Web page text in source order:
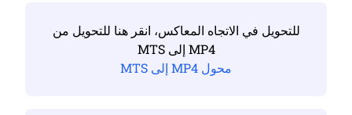
للتحويل في الاتجاه المعاكس، انقر هنا للتحويل من
MP4 إلى MTS
محول MP4 إلى MTS